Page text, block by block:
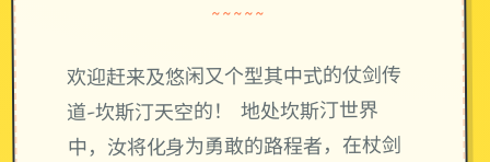
~~~~~
欢迎赶来及悠闲又个型其中式的仗剑传
道-坎斯汀天空的！ 地处坎斯汀世界
中，汝将化身为勇敢的路程者，在杖剑